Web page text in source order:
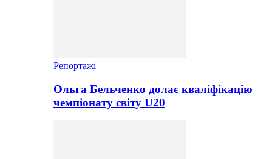
Репортажі
Ольга Бельченко долає кваліфікацію
чемпіонату світу U20